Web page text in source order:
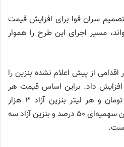
سران قوا برای افزایش قیمت
مسیر اجرای این طرح را هموار
از پیش اعلام نشده بنزین را
داد. براین اساس قیمت هر
لیتر بنزین سهمیه‌بندی ۱۵۰۰ تومان و هر لیتر بنزین آزاد ۳ هزار
تومان است. به این ترتیب بنزین سهمیه‌ای ۵۰ درصد و بنزین آزاد سه